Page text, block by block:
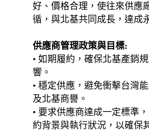
好、價格合理，使往來供應
循，與北基共同成長，達成
供應商管理政策與目標:
• 如期履約，確保北基產銷
響。
• 穩定供應，避免衝擊台灣
及北基商譽。
• 要求供應商達成一定標準
約背景與執行狀況，以確保